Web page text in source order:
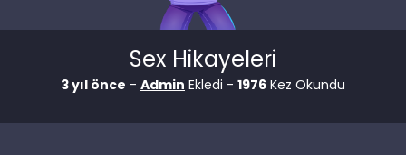
Sex Hikayeleri
3 yıl önce - Admin Ekledi - 1976 Kez Okundu